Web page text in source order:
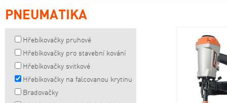
PNEUMATIKA
Hřebíkovačky pruhové
Hřebíkovačky pro stavební kování
Hřebíkovačky svitkové
Hřebíkovačky na falcovanou krytinu
Bradovačky